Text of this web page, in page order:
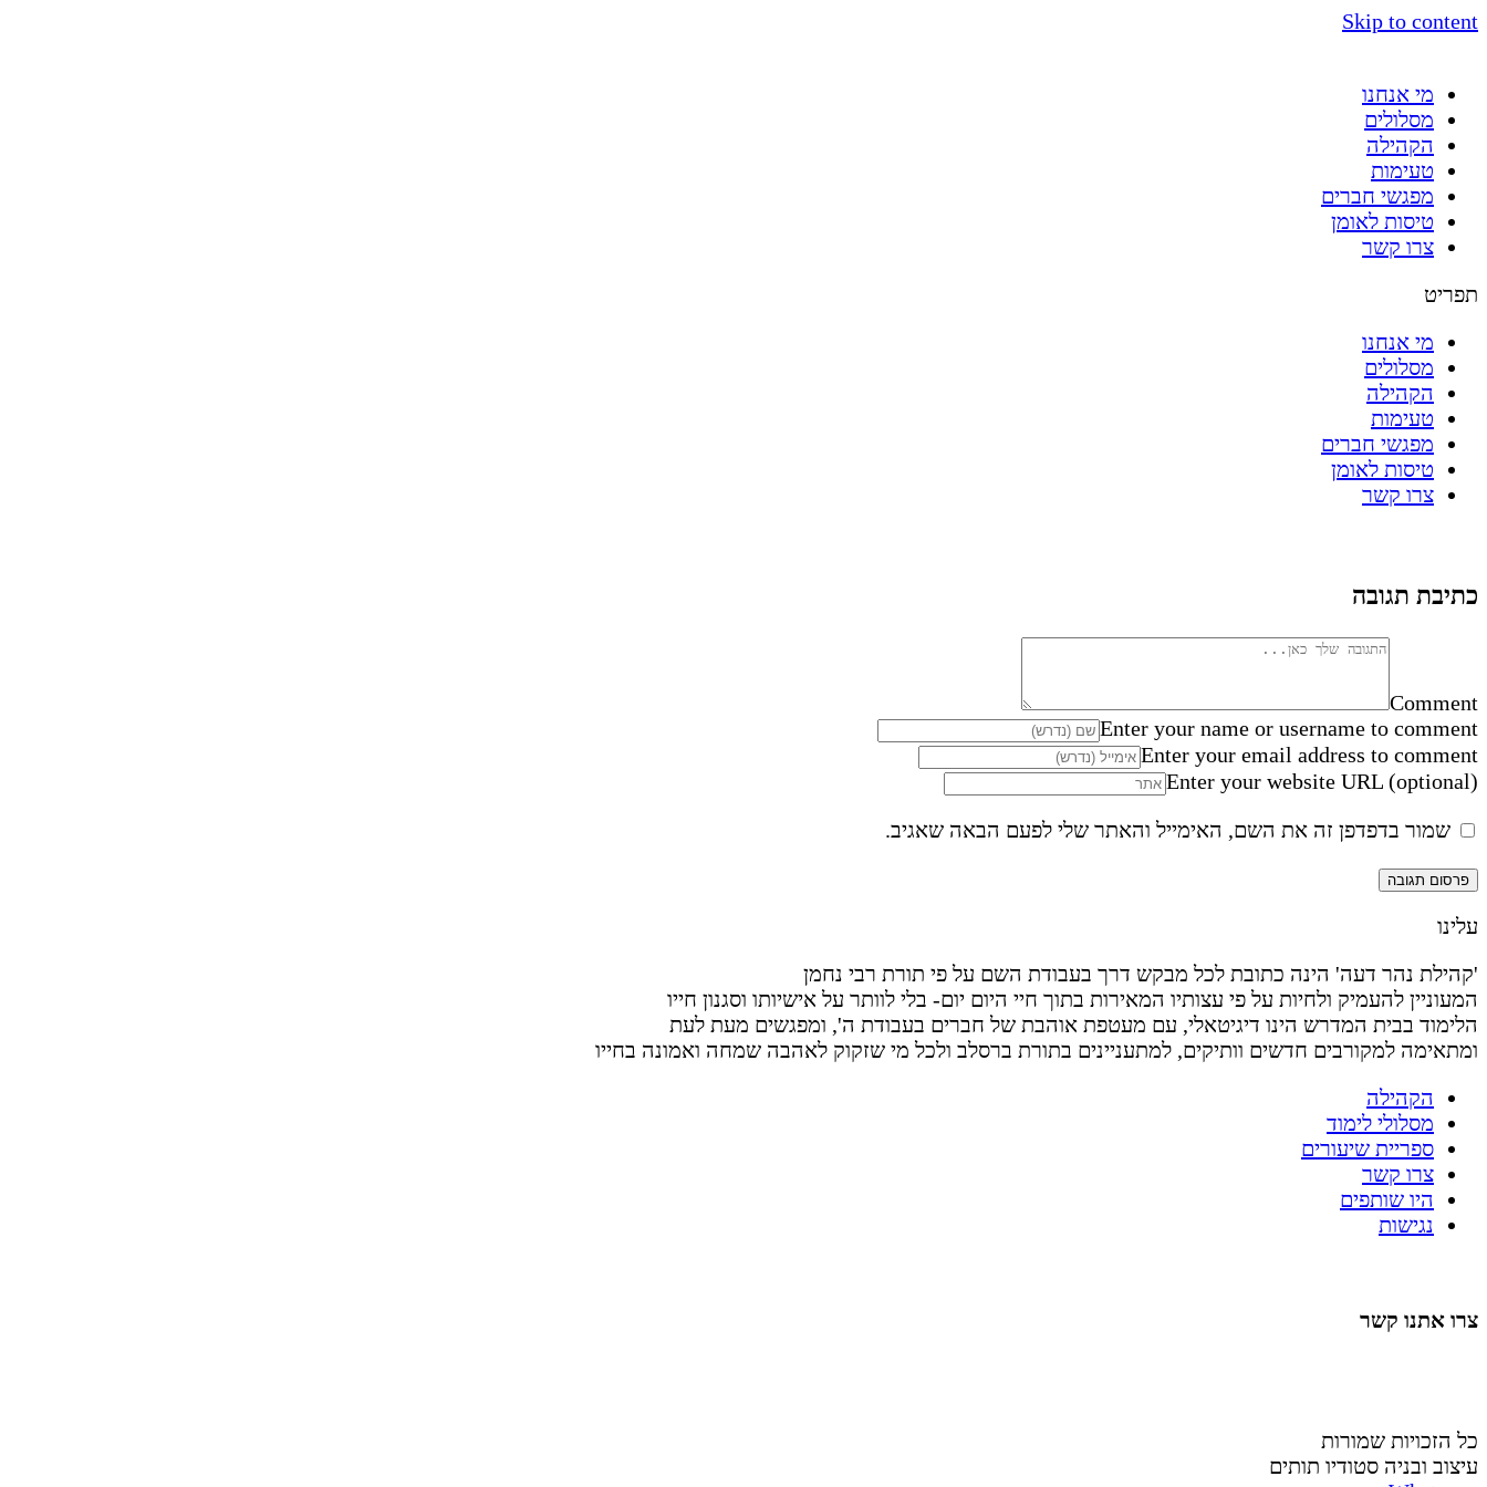
Skip to content
מי אנחנו
מסלולים
הקהילה
טעימות
מפגשי חברים
טיסות לאומן
צרו קשר
תפריט
מי אנחנו
מסלולים
הקהילה
טעימות
מפגשי חברים
טיסות לאומן
צרו קשר
כתיבת תגובה
Comment
Enter your name or username to comment
Enter your email address to comment
Enter your website URL (optional)
שמור בדפדפן זה את השם, האימייל והאתר שלי לפעם הבאה שאגיב.
עלינו
'קהילת נהר דעה' הינה כתובת לכל מבקש דרך בעבודת השם על פי תורת רבי נחמן
המעוניין להעמיק ולחיות על פי עצותיו המאירות בתוך חיי היום יום- בלי לוותר על אישיותו וסגנון חייו
הלימוד בבית המדרש הינו דיגיטאלי, עם מעטפת אוהבת של חברים בעבודת ה', ומפגשים מעת לעת
ומתאימה למקורבים חדשים וותיקים, למתעניינים בתורת ברסלב ולכל מי שזקוק לאהבה שמחה ואמונה בחייו
הקהילה
מסלולי לימוד
ספריית שיעורים
צרו קשר
היו שותפים
נגישות
צרו אתנו קשר
כל הזכויות שמורות
עיצוב ובניה סטודיו תותים